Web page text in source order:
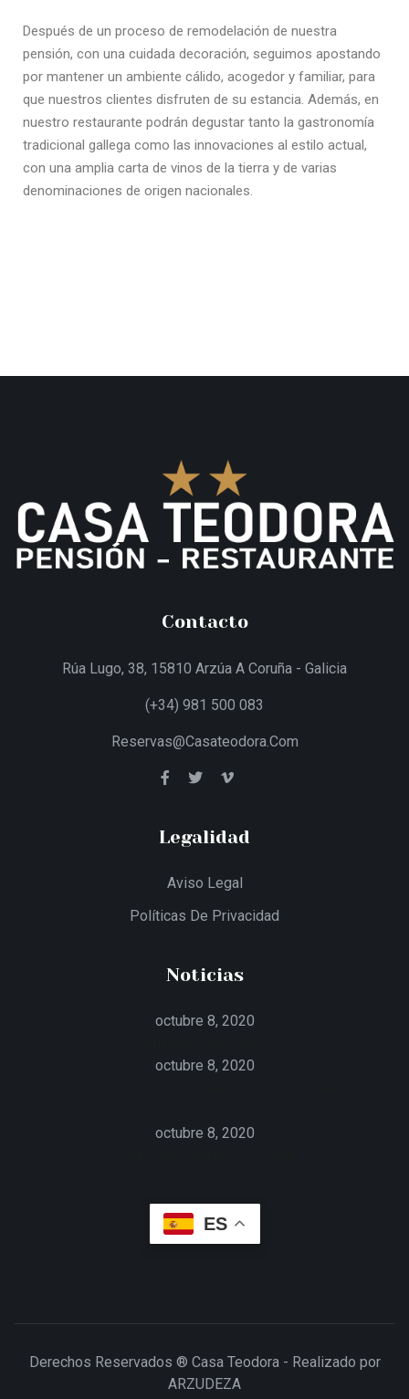
Después de un proceso de remodelación de nuestra
pensión, con una cuidada decoración, seguimos apostando
por mantener un ambiente cálido, acogedor y familiar, para
que nuestros clientes disfruten de su estancia. Además, en
nuestro restaurante podrán degustar tanto la gastronomía
tradicional gallega como las innovaciones al estilo actual,
con una amplia carta de vinos de la tierra y de varias
denominaciones de origen nacionales.
Contacto
Rúa Lugo, 38, 15810 Arzúa A Coruña - Galicia
(+34) 981 500 083
Reservas@casateodora.com
Legalidad
Aviso Legal
Políticas De Privacidad
Noticias
octubre 8, 2020
octubre 8, 2020
octubre 8, 2020
ES
Derechos Reservados ® Casa Teodora - Realizado por
ARZUDEZA